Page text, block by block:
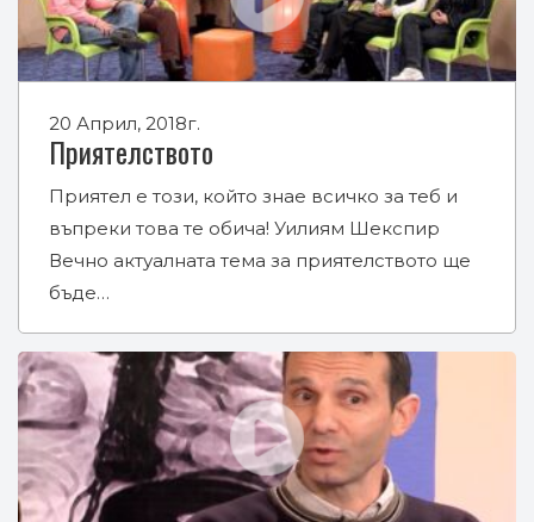
20 Април, 2018г.
Приятелството
Приятел е този, който знае всичко за теб и
въпреки това те обича! Уилиям Шекспир
Вечно актуалната тема за приятелството ще
бъде…